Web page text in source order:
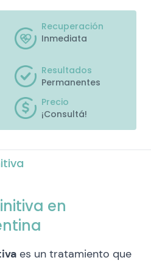
Recuperación
Inmediata
Resultados
Permanentes
Precio
¡Consultá!
en
es un tratamiento que